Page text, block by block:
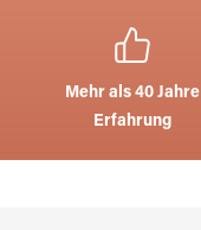
Mehr als 40 Jahre
Erfahrung